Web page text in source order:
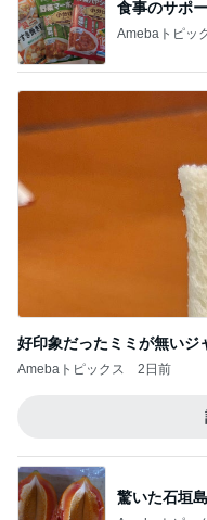
食事のサポ
Amebaトピッ
好印象だったミミが無いジ
Amebaトピックス 2日前
驚いた石垣